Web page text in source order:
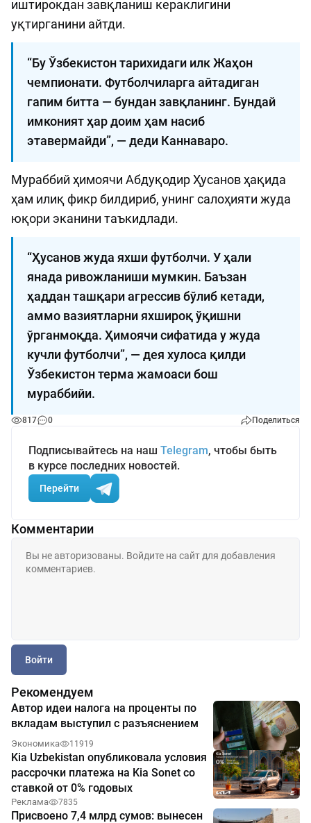
иштирокдан завқланиш кераклигини
уқтирганини айтди.
“Бу Ўзбекистон тарихидаги илк Жаҳон
чемпионати. Футболчиларга айтадиган
гапим битта — бундан завқланинг. Бундай
имконият ҳар доим ҳам насиб
этавермайди”, — деди Каннаваро.
Мураббий ҳимоячи Абдуқодир Ҳусанов ҳақида
ҳам илиқ фикр билдириб, унинг салоҳияти жуда
юқори эканини таъкидлади.
“Ҳусанов жуда яхши футболчи. У ҳали
янада ривожланиши мумкин. Баъзан
ҳаддан ташқари агрессив бўлиб кетади,
аммо вазиятларни яхшироқ ўқишни
ўрганмоқда. Ҳимоячи сифатида у жуда
кучли футболчи”, — дея хулоса қилди
Ўзбекистон терма жамоаси бош
мураббийи.
817 0 Поделиться
Подписывайтесь на наш Telegram, чтобы быть
в курсе последних новостей.
Перейти
Комментарии
Войти
Рекомендуем
Автор идеи налога на проценты по
вкладам выступил с разъяснением
Экономика 11919
Kia Uzbekistan опубликовала условия
рассрочки платежа на Kia Sonet со
ставкой от 0% годовых
Реклама 7835
Присвоено 7,4 млрд сумов: вынесен